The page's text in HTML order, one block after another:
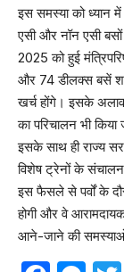
इस समस्या को ध्यान
एसी और नॉन एसी
2025 को हुई
और 74 डीलक्स बसें
खर्च होंगे। इसके
का परिचालन भी किया
इसके साथ ही राज्य
विशेष ट्रेनों के
इस फैसले से पर्वों के
होगी और वे
आने-जाने की